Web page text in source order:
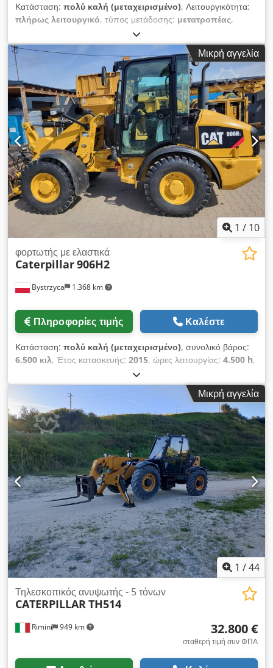
Κατάσταση: πολύ καλή (μεταχειρισμένο), Λειτουργικότητα:
πλήρως λειτουργικό, τύπος μετάδοσης: μετατροπέας,
, συνολικό βάρος:
ταξινόμηση:01/2022, Έτος κατασκευής:2021, Εξοπλισμός:
κλιματισμός
, CATERPILLAR 950GC, έτος κατασκευής 2022,
ώρες λειτουργίας 7062, βάρος 19020 κιλά, ισχύς 169 kW, με
την αρχική βαφή, χωρίς ίχνη συγκόλλησης. Dcodjzrhzdjpfx
Am Hek
Μικρή αγγελία
1 / 10
Bystrzyca 1.368 km
φορτωτής με ελαστικά
Caterpillar906H2
Πληροφορίες τιμής Καλέστε
Κατάσταση: πολύ καλή (μεταχειρισμένο), συνολικό βάρος:
6.500 κιλ, Έτος κατασκευής: 2015, ώρες λειτουργίας: 4.500 h,
πιρούνια παλετών
λειτουργίας Ποτηροειδές εξάρτημα και πιρούνια Djdpjztb R Iofx
Μικρή αγγελία
1 /44
Rimini 949 km
Τηλεσκοπικός ανυψωτής - 5 τόνων
CATERPILLARTH514
32.800 €
σταθερή τιμή συν ΦΠΑ